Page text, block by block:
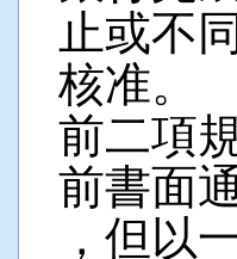
止或不
核准。
前二項
前書面
，但以